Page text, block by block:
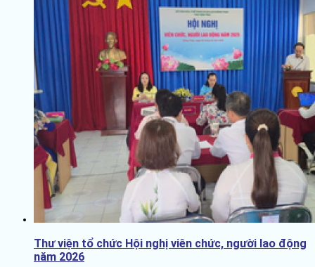
Thư viện tổ chức Hội nghị viên chức, người lao động
năm 2026